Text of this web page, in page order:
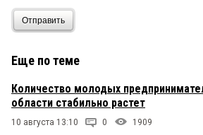
Отправить
Еще по теме
Количество молодых
области стабильно растет
10 августа 13:10 0 1909